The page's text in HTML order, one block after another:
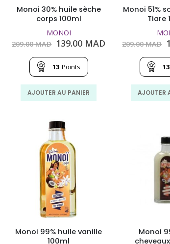
Monoi 30% huile sèche
corps 100ml
MONOI
209.00MAD Le
initial
était :
209.00
MAD.
139.00MADLe
13 Points
AJOUTER AU PANIER
Monoi 51%
Tiare
209.00MAD
13
AJOUTER
Monoi 99% huile vanille
100ml
Monoi